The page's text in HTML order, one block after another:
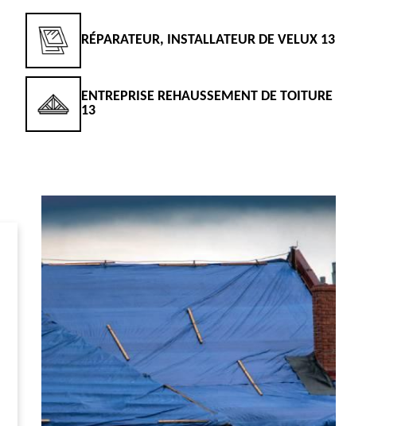
RÉPARATEUR, INSTALLATEUR DE VELUX 13
ENTREPRISE REHAUSSEMENT DE TOITURE
13